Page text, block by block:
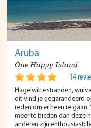
Aruba
One Happy Island
14
Hagelwitte stranden,
dit vind je gegarandeerd
reden om er heen te gaan.
meer te bieden dan deze
anderen zijn enthousiast: